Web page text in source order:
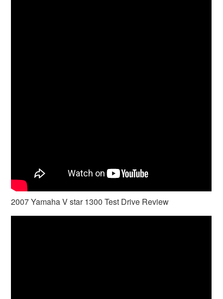
2007 Yamaha V star 1300 Test Drive Review